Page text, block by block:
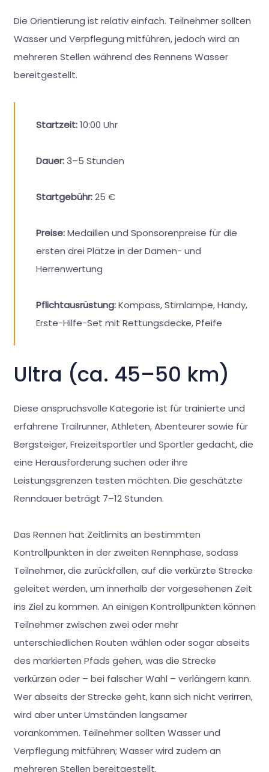
Die Orientierung ist relativ einfach. Teilnehmer sollten
Wasser und Verpflegung mitführen, jedoch wird an
mehreren Stellen während des Rennens Wasser
bereitgestellt.
Startzeit:10:00 Uhr
Dauer:3–5 Stunden
Startgebühr:25 €
Preise:Medaillen und Sponsorenpreise für die
ersten drei Plätze in der Damen- und
Herrenwertung
Pflichtausrüstung:Kompass, Stirnlampe, Handy,
Erste-Hilfe-Set mit Rettungsdecke, Pfeife
Ultra (ca. 45–50 km)
Diese anspruchsvolle Kategorie ist für trainierte und
erfahrene Trailrunner, Athleten, Abenteurer sowie für
Bergsteiger, Freizeitsportler und Sportler gedacht, die
eine Herausforderung suchen oder ihre
Leistungsgrenzen testen möchten. Die geschätzte
Renndauer beträgt 7–12 Stunden.
Das Rennen hat Zeitlimits an bestimmten
Kontrollpunkten in der zweiten Rennphase, sodass
Teilnehmer, die zurückfallen, auf die verkürzte Strecke
geleitet werden, um innerhalb der vorgesehenen Zeit
ins Ziel zu kommen. An einigen Kontrollpunkten können
Teilnehmer zwischen zwei oder mehr
unterschiedlichen Routen wählen oder sogar abseits
des markierten Pfads gehen, was die Strecke
verkürzen oder – bei falscher Wahl – verlängern kann.
Wer abseits der Strecke geht, kann sich nicht verirren,
wird aber unter Umständen langsamer
vorankommen. Teilnehmer sollten Wasser und
Verpflegung mitführen; Wasser wird zudem an
mehreren Stellen bereitgestellt.